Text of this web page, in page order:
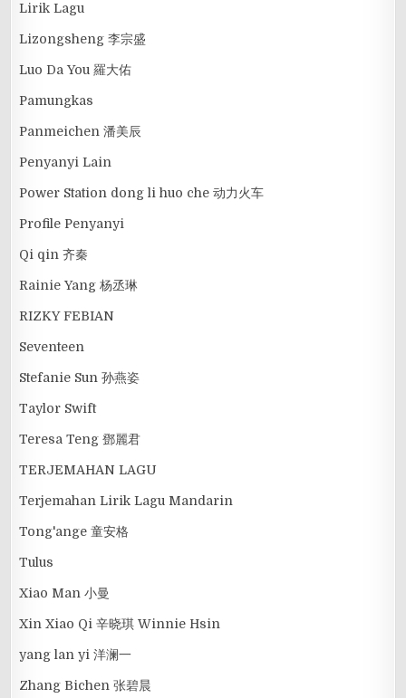
Lirik Lagu
Lizongsheng 李宗盛
Luo Da You 羅大佑
Pamungkas
Panmeichen 潘美辰
Penyanyi Lain
Power Station dong li huo che 动力火车
Profile Penyanyi
Qi qin 齐秦
Rainie Yang 杨丞琳
RIZKY FEBIAN
Seventeen
Stefanie Sun 孙燕姿
Taylor Swift
Teresa Teng 鄧麗君
TERJEMAHAN LAGU
Terjemahan Lirik Lagu Mandarin
Tong'ange 童安格
Tulus
Xiao Man 小曼
Xin Xiao Qi 辛晓琪 Winnie Hsin
yang lan yi 洋澜一
Zhang Bichen 张碧晨